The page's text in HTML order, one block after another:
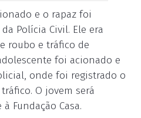
e o rapaz foi
Polícia Civil. Ele era
roubo e tráfico de
foi acionado e
onde foi registrado o
O jovem será
Fundação Casa.